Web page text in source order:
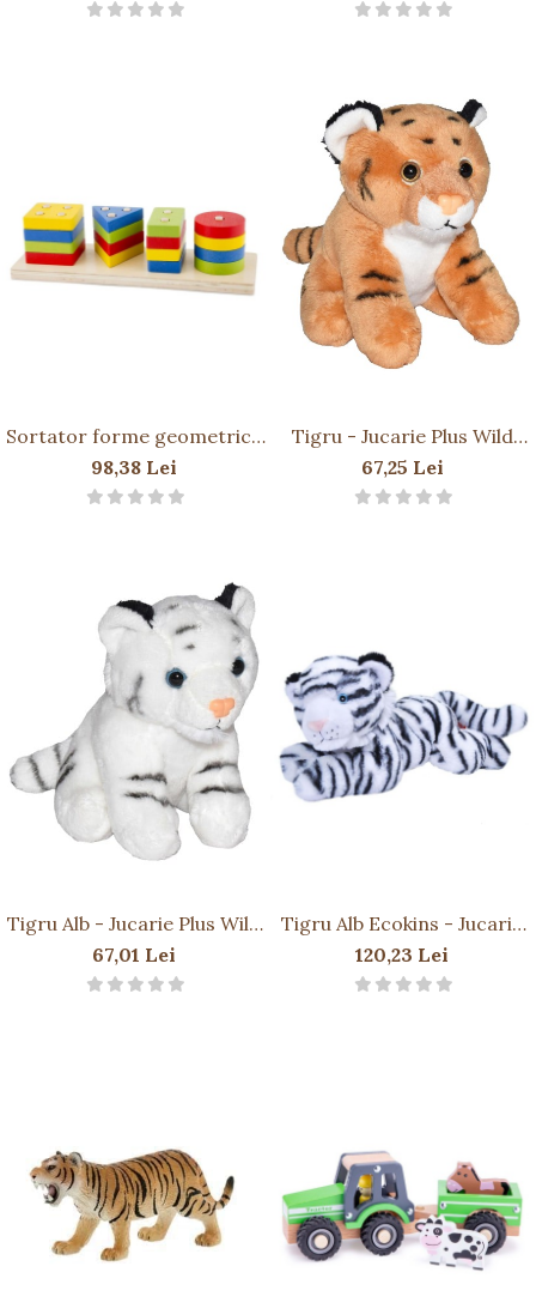
Sortator forme geometrice
si culori
98,38 Lei
Tigru - Jucarie Plus Wild
Republic 13 cm
67,25 Lei
Tigru Alb - Jucarie Plus Wild
Republic 13 cm
67,01 Lei
Tigru Alb Ecokins - Jucarie
Plus Wild Republic 30 cm
120,23 Lei